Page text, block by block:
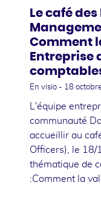
Le café
Comment
Entreprise
En visio - 18
L'équipe
communauté
accueillir au
Officers), le 18/
thématique de
:Comment la